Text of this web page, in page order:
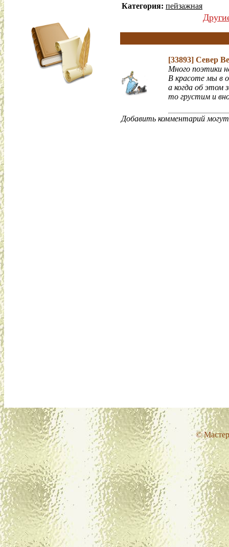
Категория: пейзажная
[33893] Север
Много поэтики
В красоте мы в
а когда об этом
то грустим и
Добавить комментарий
©